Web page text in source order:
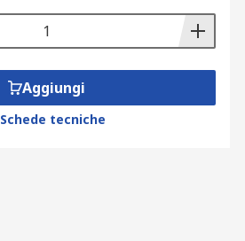
Aggiungi
Schede tecniche